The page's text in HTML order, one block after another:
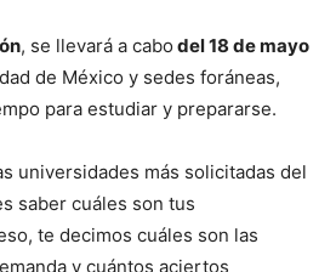
, se llevará a cabo del 18 de mayo
de México y sedes foráneas,
para estudiar y prepararse.
universidades más solicitadas del
saber cuáles son tus
te decimos cuáles son las
y cuántos aciertos